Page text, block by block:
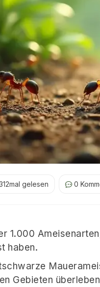
mal gelesen 0
1.000
haben.
Gebieten